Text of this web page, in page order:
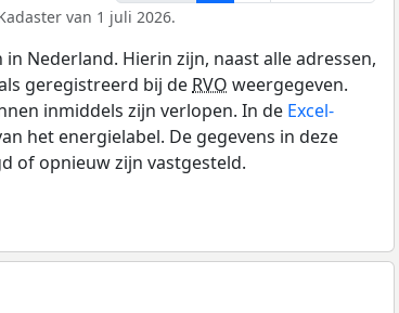
van 1 juli 2026.
Nederland. Hierin zijn, naast alle adressen,
geregistreerd bij de RVO weergegeven.
inmiddels zijn verlopen. In de Excel-
het energielabel. De gegevens in deze
of opnieuw zijn vastgesteld.